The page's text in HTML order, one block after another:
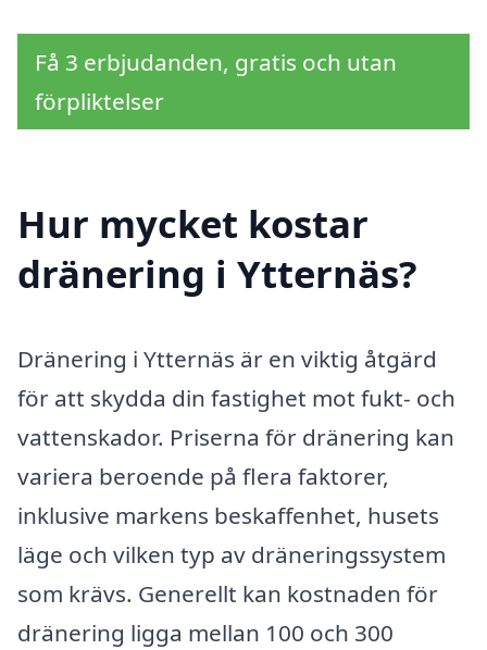
Få 3 erbjudanden, gratis och utan
förpliktelser
Hur mycket kostar
dränering i Ytternäs?
Dränering i Ytternäs är en viktig åtgärd
för att skydda din fastighet mot fukt- och
vattenskador. Priserna för dränering kan
variera beroende på flera faktorer,
inklusive markens beskaffenhet, husets
läge och vilken typ av dräneringssystem
som krävs. Generellt kan kostnaden för
dränering ligga mellan 100 och 300